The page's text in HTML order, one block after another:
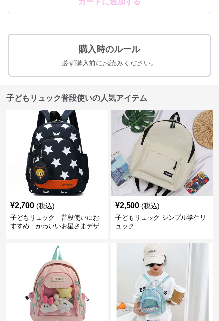
カートに追加する
購入時のルール
必ず購入前にお読みください。
子どもリュック普段使いの人気アイテム
¥2,700 (税込)
子どもリュック 普段使いにお
すすめ かわいいお星さまデザ
¥2,500 (税込)
子どもリュック シンプル学生リ
ュック